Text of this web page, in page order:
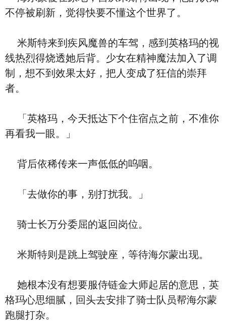
不停被刷新，觉得快要不懂这个世界了。
米斯特来到疾风魔兽的车驾，感到英格玛的视
线热烈得烧透她后背。少女在精神魔法加入了调
制，想不到效果太好，把人变成了狂信的崇拜
者。
「英格玛，今天抵达下个住宿点之前，不准你
再看我一眼。」
背后依稀传来一声低低的呜咽。
「去做你的事，别打扰我。」
骑士长万分委屈的返回岗位。
米斯特则是跳上驾驶座，等待海尔蒙出现。
她根本没有想要服侍链金大师起居的意思，英
格玛心思细腻，回头去安排了骑士队员帮海尔蒙
跑腿打杂。